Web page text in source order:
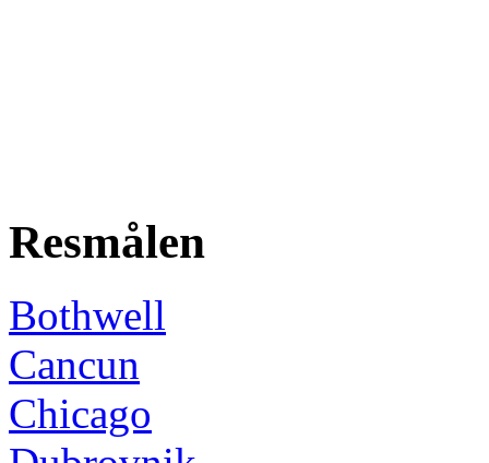
Resmålen
Bothwell
Cancun
Chicago